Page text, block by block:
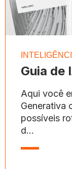
Guia de
Aqui você
Generativa
possíveis
d...